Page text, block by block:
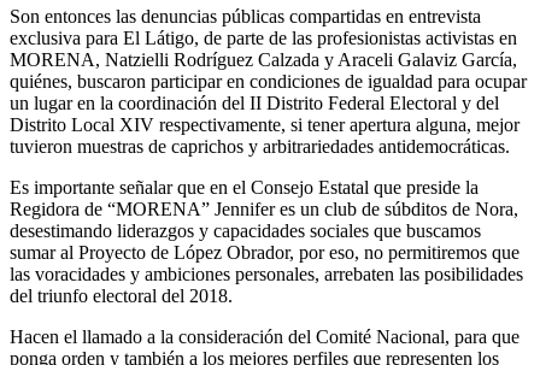
Son entonces las denuncias públicas compartidas en entrevista
exclusiva para El Látigo, de parte de las profesionistas activistas en
MORENA, Natzielli Rodríguez Calzada y Araceli Galaviz García,
quiénes, buscaron participar en condiciones de igualdad para ocupar
un lugar en la coordinación del II Distrito Federal Electoral y del
Distrito Local XIV respectivamente, si tener apertura alguna, mejor
tuvieron muestras de caprichos y arbitrariedades antidemocráticas.
Es importante señalar que en el Consejo Estatal que preside la
Regidora de “MORENA” Jennifer es un club de súbditos de Nora,
desestimando liderazgos y capacidades sociales que buscamos
sumar al Proyecto de López Obrador, por eso, no permitiremos que
las voracidades y ambiciones personales, arrebaten las posibilidades
del triunfo electoral del 2018.
Hacen el llamado a la consideración del Comité Nacional, para que
ponga orden y también a los mejores perfiles que representen los